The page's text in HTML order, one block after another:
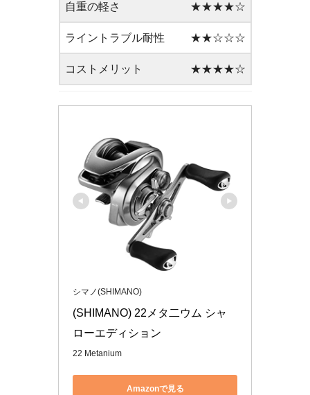
自重の軽さ ★★★★☆
ライントラブル耐性 ★★☆☆☆
コストメリット ★★★★☆
シマノ(SHIMANO)
(SHIMANO) 22メタ二ウム シャ
ローエディション
22 Metanium
Amazonで見る